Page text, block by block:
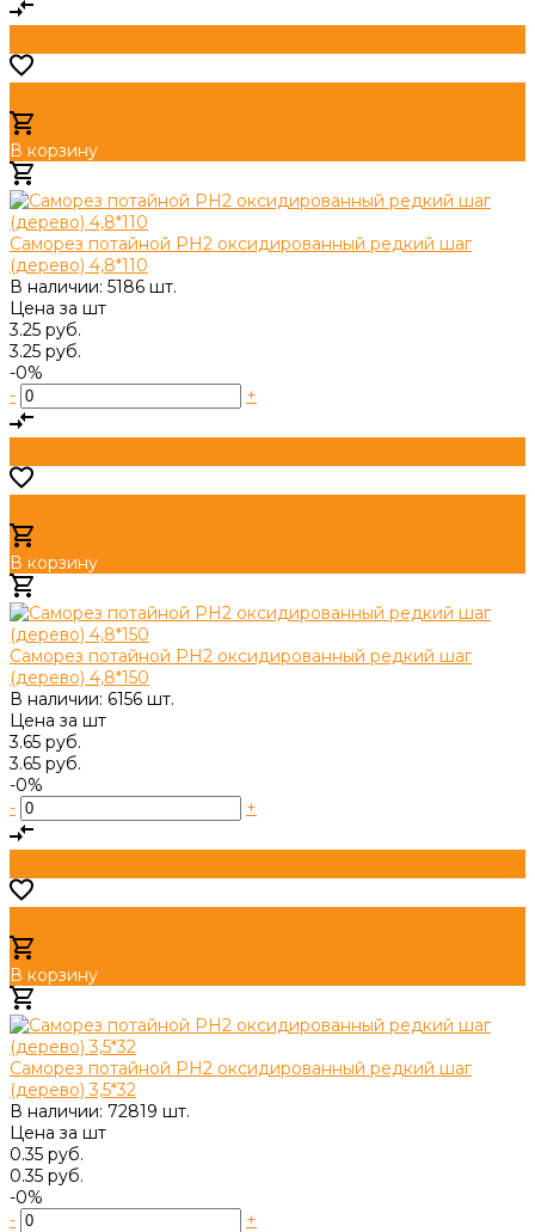
В корзину
Саморез потайной PH2 оксидированный редкий шаг
(дерево) 4,8*110
В наличии: 5186 шт.
Цена за шт
3.25 руб.
3.25 руб.
-0%
-
+
В корзину
Саморез потайной PH2 оксидированный редкий шаг
(дерево) 4,8*150
В наличии: 6156 шт.
Цена за шт
3.65 руб.
3.65 руб.
-0%
-
+
В корзину
Саморез потайной PH2 оксидированный редкий шаг
(дерево) 3,5*32
В наличии: 72819 шт.
Цена за шт
0.35 руб.
0.35 руб.
-0%
-
+